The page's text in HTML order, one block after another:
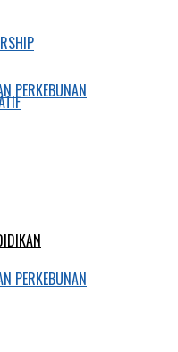
PERKEBUNAN
PERKEBUNAN